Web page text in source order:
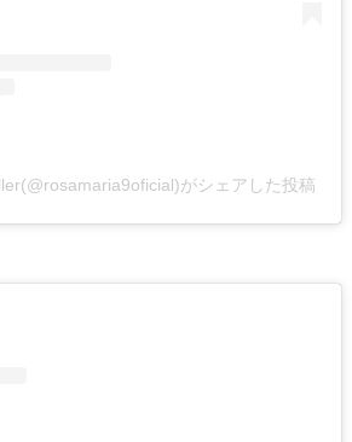
がシェアした投稿